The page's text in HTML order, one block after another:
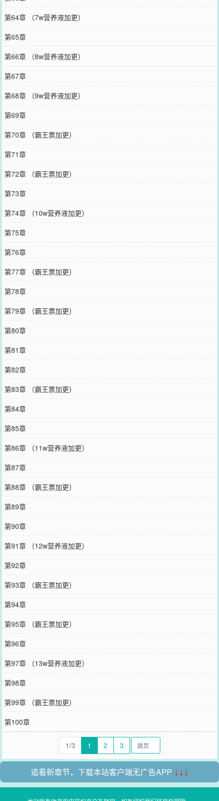
第64章 （7w营养液加更）
第65章
第66章 （8w营养液加更）
第67章
第68章 （9w营养液加更）
第69章
第70章 （霸王票加更）
第71章
第72章 （霸王票加更）
第73章
第74章 （10w营养液加更）
第75章
第76章
第77章 （霸王票加更）
第78章
第79章 （霸王票加更）
第80章
第81章
第82章
第83章 （霸王票加更）
第84章
第85章
第86章 （11w营养液加更）
第87章
第88章 （霸王票加更）
第89章
第90章
第91章 （12w营养液加更）
第92章
第93章 （霸王票加更）
第94章
第95章 （霸王票加更）
第96章
第97章 （13w营养液加更）
第98章
第99章 （霸王票加更）
第100章
1/3 1 2 3
追看新章节，下载本站客户端无广告APP ↓↓↓